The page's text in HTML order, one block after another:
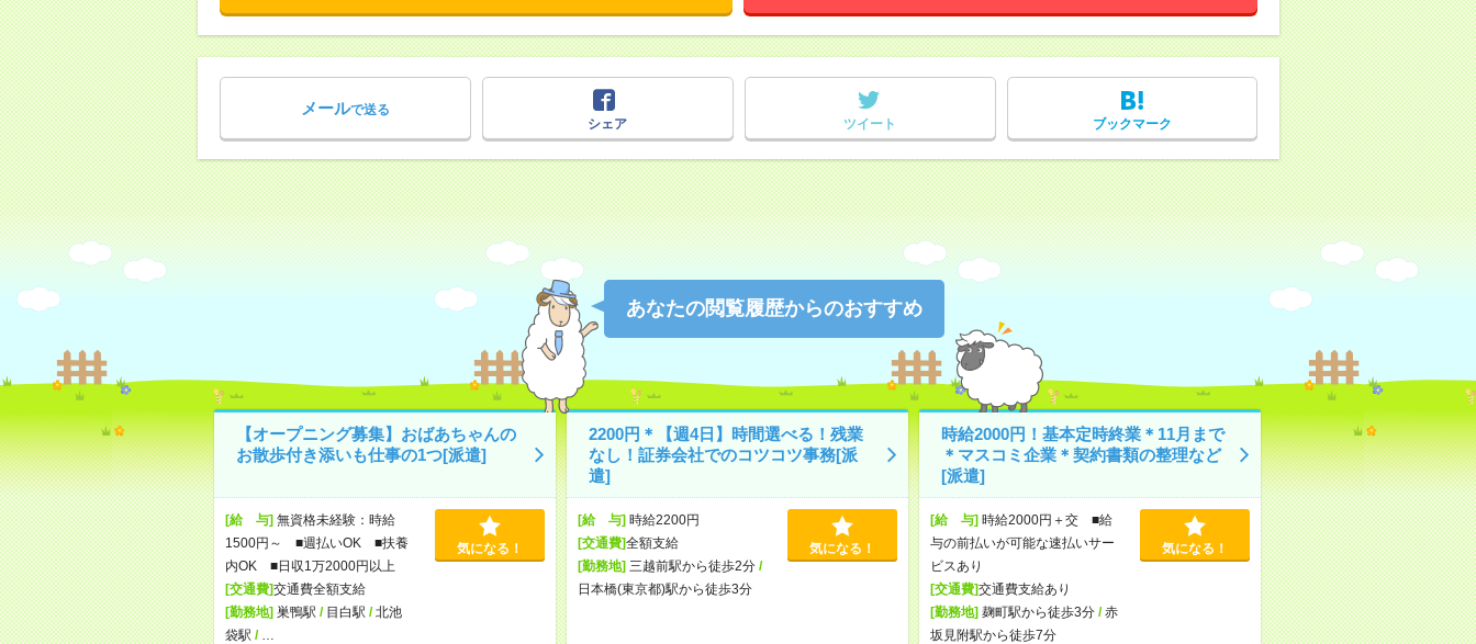
メールで送る
シェア
ツイート ブックマーク
あなたの閲覧履歴からのおすすめ
【オープニング募集】おばあちゃんの
お散歩付き添いも仕事の1つ[派遣]
[給 与]無資格未経験：時給
1500円～ ■週払いOK ■扶養
内OK ■日収1万2000円以上
[交通費]交通費全額支給
[勤務地]巣鴨駅 / 目白駅 /北池
袋駅 /
気になる！
2200円＊【週4日】時間選べる！残業
なし！証券会社でのコツコツ事務[派
遣]
[給 与]時給2200円
[交通費]全額支給
[勤務地]三越前駅から徒歩2分/
日本橋(東京都)駅から徒歩3分
気になる！
時給2000円！基本定時終業＊11月まで
＊マスコミ企業＊契約書類の整理など
[派遣]
[給 与]時給2000円＋交 ■給
与の前払いが可能な速払いサー
ビスあり
[交通費]交通費支給あり
[勤務地]麹町駅から徒歩3分/赤
坂見附駅から徒歩7分
気になる！